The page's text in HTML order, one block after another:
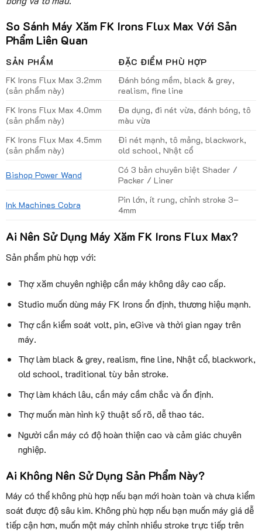
So Sánh Máy Xăm FK Irons Flux Max Với Sản
Phẩm Liên Quan
SẢN PHẨM
ĐẶC ĐIỂM PHÙ HỢP
FK Irons Flux Max 3.2mm
(sản phẩm này)
Đánh bóng mềm, black & grey,
realism, fine line
FK Irons Flux Max 4.0mm
(sản phẩm này)
Đa dụng, đi nét vừa, đánh bóng, tô
màu vừa
FK Irons Flux Max 4.5mm
(sản phẩm này)
Đi nét mạnh, tô mảng, blackwork,
old school, Nhật cổ
Bishop Power Wand
Có 3 bản chuyên biệt Shader /
Packer / Liner
Ink Machines Cobra
Pin lớn, ít rung, chỉnh stroke 3–
4mm
Ai Nên Sử Dụng Máy Xăm FK Irons Flux Max?
Sản phẩm phù hợp với:
Thợ xăm chuyên nghiệp cần máy không dây cao cấp.
Studio muốn dùng máy FK Irons ổn định, thương hiệu mạnh.
Thợ cần kiểm soát volt, pin, eGive và thời gian ngay trên
máy.
Thợ làm black & grey, realism, fine line, Nhật cổ, blackwork,
old school, traditional tùy bản stroke.
Thợ làm khách lâu, cần máy cầm chắc và ổn định.
Thợ muốn màn hình kỹ thuật số rõ, dễ thao tác.
Người cần máy có độ hoàn thiện cao và cảm giác chuyên
nghiệp.
Ai Không Nên Sử Dụng Sản Phẩm Này?
Máy có thể không phù hợp nếu bạn mới hoàn toàn và chưa kiểm
soát được độ sâu kim. Không phù hợp nếu bạn muốn máy giá dễ
tiếp cận hơn, muốn một máy chỉnh nhiều stroke trực tiếp trên